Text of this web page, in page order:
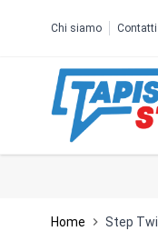
Chi siamo Contatti
Home Step